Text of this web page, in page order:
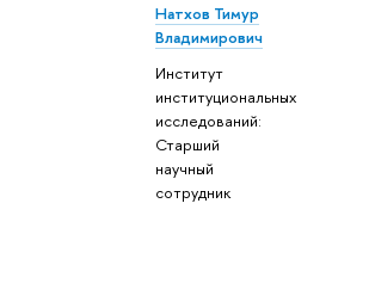
Натхов Тимур
Владимирович
Институт
институциональных
исследований:
Старший
научный
сотрудник